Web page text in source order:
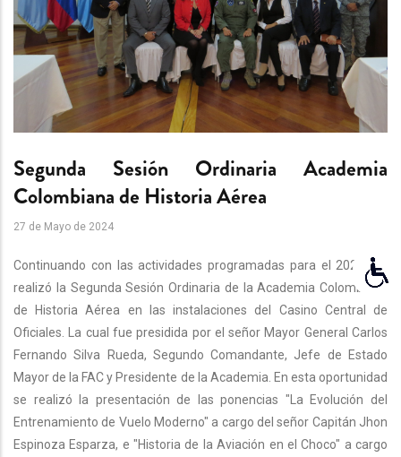
Segunda Sesión Ordinaria Academia
Colombiana de Historia Aérea
27 de Mayo de 2024
Continuando con las actividades programadas para el 2024. Se
realizó la Segunda Sesión Ordinaria de la Academia Colombiana
de Historia Aérea en las instalaciones del Casino Central de
Oficiales. La cual fue presidida por el señor Mayor General Carlos
Fernando Silva Rueda, Segundo Comandante, Jefe de Estado
Mayor de la FAC y Presidente de la Academia. En esta oportunidad
se realizó la presentación de las ponencias "La Evolución del
Entrenamiento de Vuelo Moderno" a cargo del señor Capitán Jhon
Espinoza Esparza, e "Historia de la Aviación en el Choco" a cargo